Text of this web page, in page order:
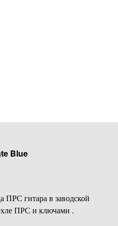
Blue
ПРС гитара в заводской
ПРС и ключами .